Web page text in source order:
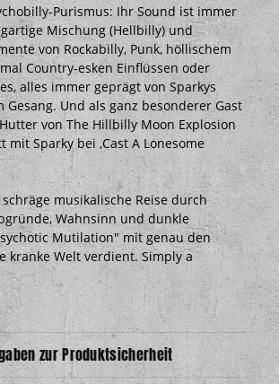
Purismus: Ihr Sound ist immer
Mischung (Hellbilly) und
von Rockabilly, Punk, höllischem
Country-esken Einflüssen oder
alles immer geprägt von Sparkys
Gesang. Und als ganz besonderer Gast
von The Hillbilly Moon Explosion
mit Sparky bei ,Cast A Lonesome
musikalische Reise durch
Wahnsinn und dunkle
Mutilation" mit genau den
kranke Welt verdient. Simply a
zur Produktsicherheit